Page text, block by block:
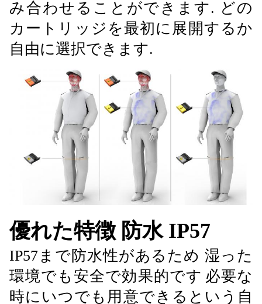
み合わせることができます. どの
カートリッジを最初に展開するか
自由に選択できます.
優れた特徴 防水 IP57
IP57まで防水性があるため 湿った
環境でも安全で効果的です 必要な
時にいつでも用意できるという自